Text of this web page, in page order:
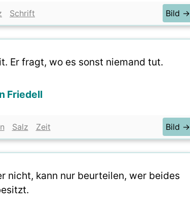
Schrift Bild →
Er fragt, wo es sonst niemand tut.
Friedell
Salz Zeit Bild →
nicht, kann nur beurteilen, wer beides